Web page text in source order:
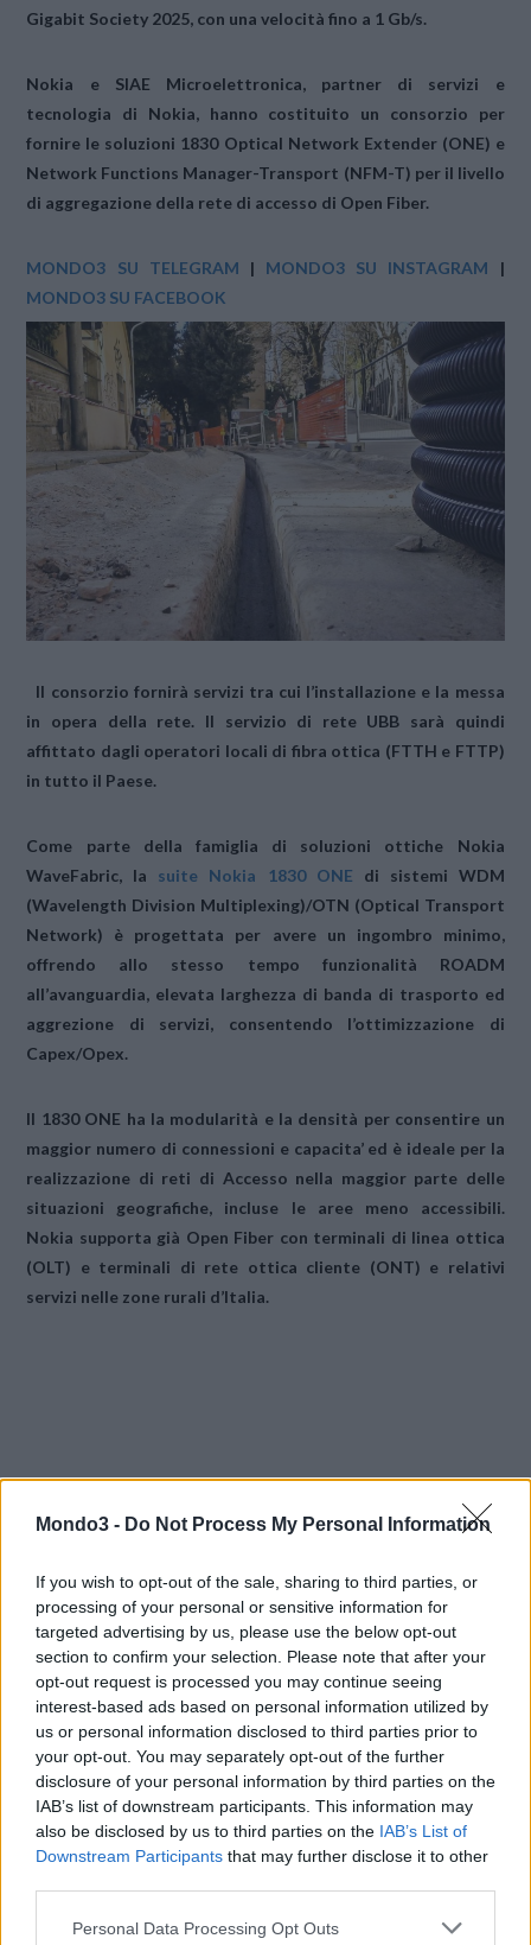
Mondo3 - Do Not Process My Personal Information
If you wish to opt-out of the sale, sharing to third parties, or
processing of your personal or sensitive information for
targeted advertising by us, please use the below opt-out
section to confirm your selection. Please note that after your
opt-out request is processed you may continue seeing
interest-based ads based on personal information utilized by
us or personal information disclosed to third parties prior to
your opt-out. You may separately opt-out of the further
disclosure of your personal information by third parties on the
IAB’s list of downstream participants. This information may
also be disclosed by us to third parties on the IAB’s List of
Downstream Participants that may further disclose it to other
Personal Data Processing Opt Outs
Gigabit Society 2025, con una velocità fino a 1 Gb/s.
Nokia e SIAE Microelettronica, partner di servizi e
tecnologia di Nokia, hanno costituito un consorzio per
fornire le soluzioni 1830 Optical Network Extender (ONE) e
Network Functions Manager-Transport (NFM-T) per il livello
di aggregazione della rete di accesso di Open Fiber.
MONDO3 SU TELEGRAM | MONDO3 SU INSTAGRAM |
MONDO3 SU FACEBOOK
Il consorzio fornirà servizi tra cui l’installazione e la messa
in opera della rete. Il servizio di rete UBB sarà quindi
affittato dagli operatori locali di fibra ottica (FTTH e FTTP)
in tutto il Paese.
Come parte della famiglia di soluzioni ottiche Nokia
WaveFabric, la suite Nokia 1830 ONE di sistemi WDM
(Wavelength Division Multiplexing)/OTN (Optical Transport
Network) è progettata per avere un ingombro minimo,
offrendo allo stesso tempo funzionalità ROADM
all’avanguardia, elevata larghezza di banda di trasporto ed
aggrezione di servizi, consentendo l’ottimizzazione di
Capex/Opex.
Il 1830 ONE ha la modularità e la densità per consentire un
maggior numero di connessioni e capacita’ ed è ideale per la
realizzazione di reti di Accesso nella maggior parte delle
situazioni geografiche, incluse le aree meno accessibili.
Nokia supporta già Open Fiber con terminali di linea ottica
(OLT) e terminali di rete ottica cliente (ONT) e relativi
servizi nelle zone rurali d’Italia.